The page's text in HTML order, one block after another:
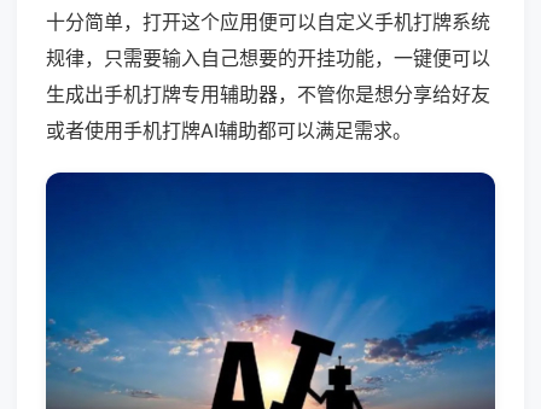
十分简单，打开这个应用便可以自定义手机打牌系统
规律，只需要输入自己想要的开挂功能，一键便可以
生成出手机打牌专用辅助器，不管你是想分享给好友
或者使用手机打牌AI辅助都可以满足需求。